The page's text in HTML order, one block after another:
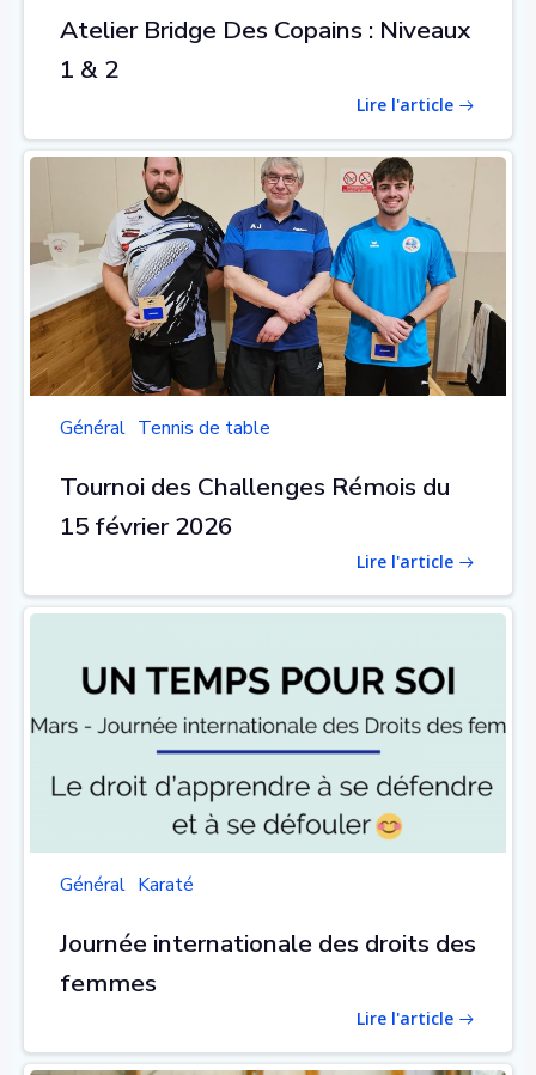
Atelier Bridge Des Copains : Niveaux
1 & 2
Lire l'article
Général Tennis de table
Tournoi des Challenges Rémois du
15 février 2026
Lire l'article
Général Karaté
Journée internationale des droits des
femmes
Lire l'article